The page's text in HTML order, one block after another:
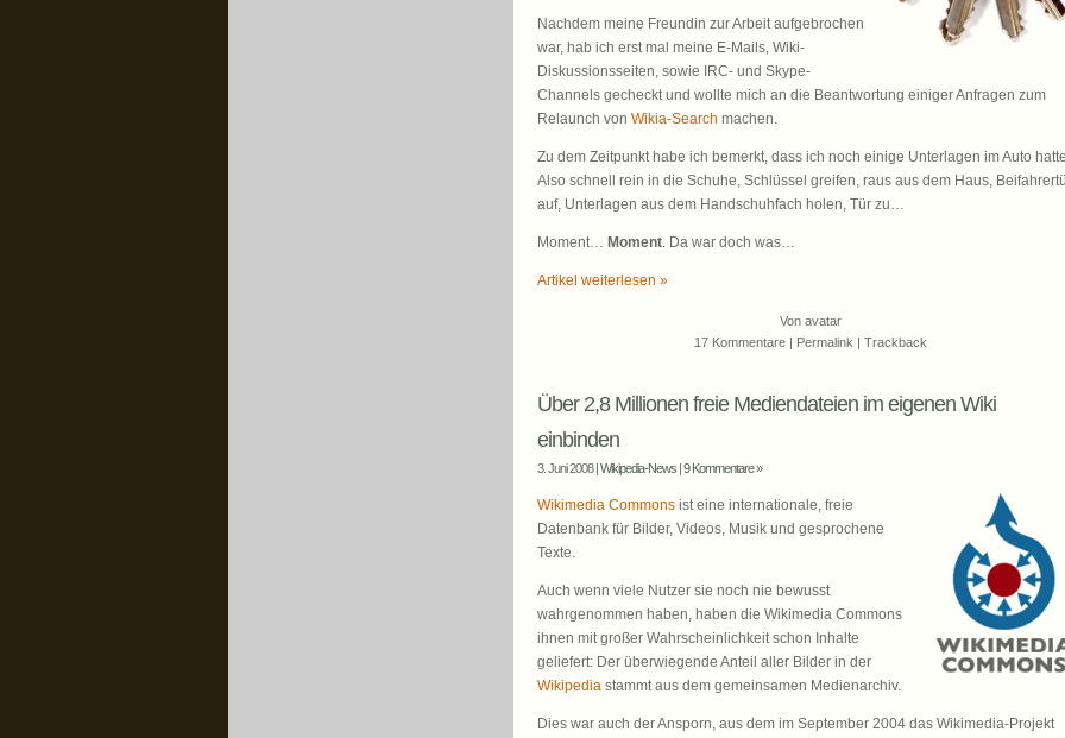
Nachdem meine Freundin zur Arbeit aufgebrochen
war, hab ich erst mal meine E-Mails, Wiki-
Diskussionsseiten, sowie IRC- und Skype-
Channels gecheckt und wollte mich an die Beantwortung einiger Anfragen zum
Relaunch von Wikia-Search machen.
Zu dem Zeitpunkt habe ich bemerkt, dass ich noch einige Unterlagen im Auto
Also schnell rein in die Schuhe, Schlüssel greifen, raus aus dem Haus,
auf, Unterlagen aus dem Handschuhfach holen, Tür zu…
Moment… Moment. Da war doch was…
Artikel weiterlesen »
Von avatar
17 Kommentare | Permalink | Trackback
Über 2,8 Millionen freie Mediendateien im eigenen Wiki
einbinden
3. Juni 2008 |Wikipedia-News |9 Kommentare »
Wikimedia Commons ist eine internationale, freie
Datenbank für Bilder, Videos, Musik und gesprochene
Texte.
Auch wenn viele Nutzer sie noch nie bewusst
wahrgenommen haben, haben die Wikimedia Commons
ihnen mit großer Wahrscheinlichkeit schon Inhalte
geliefert: Der überwiegende Anteil aller Bilder in der
Wikipedia stammt aus dem gemeinsamen Medienarchiv.
Dies war auch der Ansporn, aus dem im September 2004 das Wikimedia-Projekt